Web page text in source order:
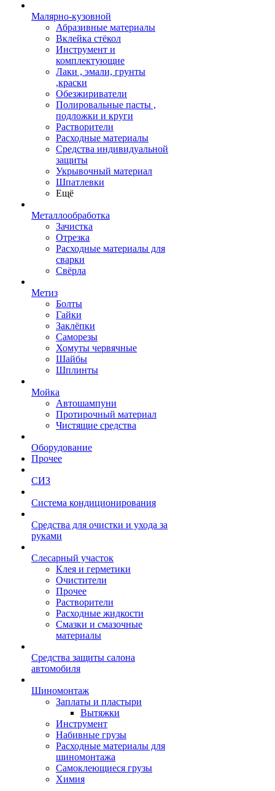
Малярно-кузовной
Абразивные материалы
Вклейка стёкол
Инструмент и
комплектующие
Лаки , эмали, грунты
,краски
Обезжириватели
Полировальные пасты ,
подложки и круги
Растворители
Расходные материалы
Средства индивидуальной
защиты
Укрывочный материал
Шпатлевки
Ещё
Металлообработка
Зачистка
Отрезка
Расходные материалы для
сварки
Свёрла
Метиз
Болты
Гайки
Заклёпки
Саморезы
Хомуты червячные
Шайбы
Шплинты
Мойка
Автошампуни
Протирочный материал
Чистящие средства
Оборудование
Прочее
СИЗ
Система кондиционирования
Средства для очистки и ухода за
руками
Слесарный участок
Клея и герметики
Очистители
Прочее
Растворители
Расходные жидкости
Смазки и смазочные
материалы
Средства защиты салона
автомобиля
Шиномонтаж
Заплаты и пластыри
Вытяжки
Инструмент
Набивные грузы
Расходные материалы для
шиномонтажа
Самоклеющиеся грузы
Химия